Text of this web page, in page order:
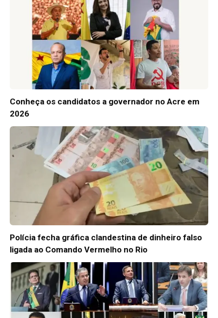
Conheça os candidatos a governador no Acre em
2026
Polícia fecha gráfica clandestina de dinheiro falso
ligada ao Comando Vermelho no Rio